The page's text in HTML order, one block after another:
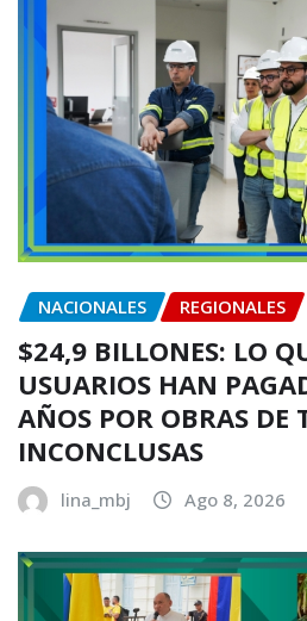
NACIONALES REGIONALES
$24,9 BILLONES: LO
USUARIOS HAN
AÑOS POR OBRAS DE
INCONCLUSAS
lina_mbj Ago 8, 2026